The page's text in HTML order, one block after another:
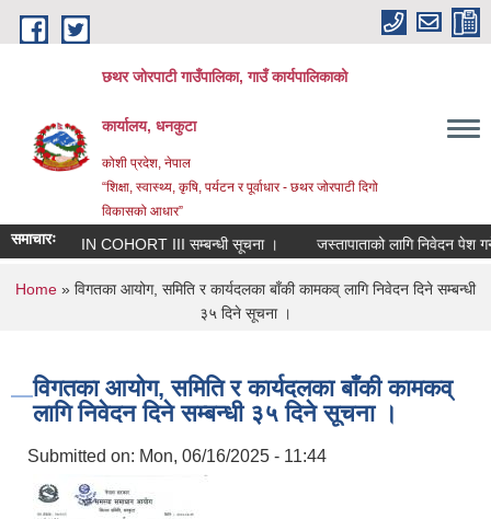
Skip to main content
छथर जोरपाटी गाउँपालिका, गाउँ कार्यपालिकाको
कार्यालय, धनकुटा
कोशी प्रदेश, नेपाल
“शिक्षा, स्वास्थ्य, कृषि, पर्यटन र पूर्वाधार - छथर जोरपाटी दिगो
विकासको आधार”
समाचारःRIN COHORT III सम्बन्धी सूचना । जस्तापाताको लागि निवेदन पेश गर्ने
You are here
Home » विगतका आयोग, समिति र कार्यदलका बाँकी कामकव् लागि निवेदन दिने सम्बन्धी
३५ दिने सूचना ।
विगतका आयोग, समिति र कार्यदलका बाँकी कामकव्
लागि निवेदन दिने सम्बन्धी ३५ दिने सूचना ।
Submitted on: Mon, 06/16/2025 - 11:44